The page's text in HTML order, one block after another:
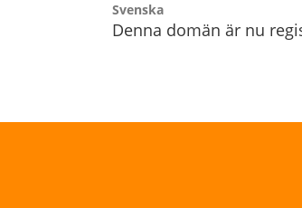
Svenska
Denna domän är nu